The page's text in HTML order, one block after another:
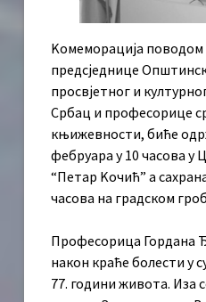
Kомеморација
предсједнице
просвјетног и
Србац и професорице
књижевности, биће
фебруара у 10 часова у
“Петар Kочић” а
часова на градском
Професорица Гордана
након краће болести у
77. години живота. Иза